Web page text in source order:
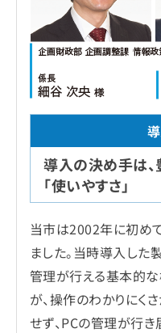
導入の決め手は
「使いやすさ」
当市は2002年に初め
ました。当時導入し
管理が行える基本的
が、操作のわかりにく
せず、PCの管理が行き